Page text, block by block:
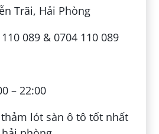
Trãi, Hải Phòng
089 & 0704 110 089
– 22:00